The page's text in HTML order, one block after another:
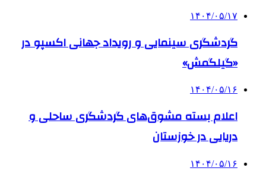
۱۴۰۴/۰۵/۱۷
گردشگری سینمایی و رویداد جهانی اکسپو در
«گیلگمش»
۱۴۰۴/۰۵/۱۶
اعلام بسته مشوق‌های گردشگری ساحلی و
دریایی در خوزستان
۱۴۰۴/۰۵/۱۶